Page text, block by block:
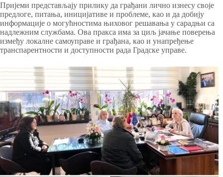
Пријеми представљају прилику да грађани лично изнесу своје
предлоге, питања, иницијативе и проблеме, као и да добију
информације о могућностима њиховог решавања у сарадњи са
надлежним службама. Ова пракса има за циљ јачање поверења
између локалне самоуправе и грађана, као и унапређење
транспарентности и доступности рада Градске управе.